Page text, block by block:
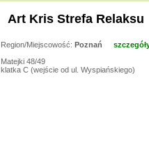
Art Kris Strefa Relaksu
Region/Miejscowość: Poznań
Matejki 48/49
klatka C (wejście od ul. Wyspiańskiego)